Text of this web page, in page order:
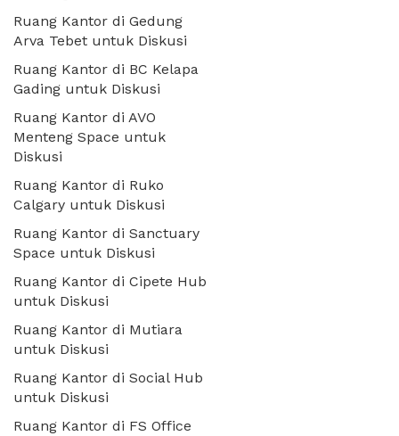
Ruang Kantor di Gedung
Arva Tebet untuk Diskusi
Ruang Kantor di BC Kelapa
Gading untuk Diskusi
Ruang Kantor di AVO
Menteng Space untuk
Diskusi
Ruang Kantor di Ruko
Calgary untuk Diskusi
Ruang Kantor di Sanctuary
Space untuk Diskusi
Ruang Kantor di Cipete Hub
untuk Diskusi
Ruang Kantor di Mutiara
untuk Diskusi
Ruang Kantor di Social Hub
untuk Diskusi
Ruang Kantor di FS Office